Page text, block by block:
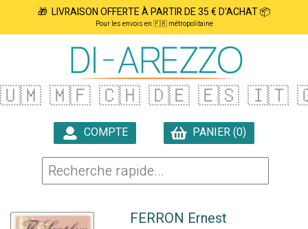
🎁 LIVRAISON OFFERTE À PARTIR DE 35 € D'ACHAT 📦
Pour les envois en 🇫🇷 métropolitaine
🇺🇲 🇲🇫 🇨🇭 🇩🇪 🇪🇸 🇮🇹
COMPTE
PANIER (0)
FERRON Ernest